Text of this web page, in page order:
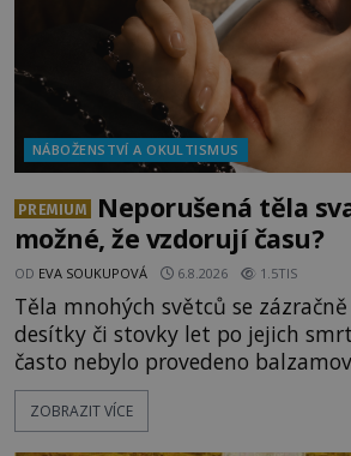
NÁBOŽENSTVÍ A OKULTISMUS
PREMIUM
Neporušená těla
možné, že vzdorují času?
OD EVA SOUKUPOVÁ 6.8.2026 1.5TIS
Těla mnohých světců se
desítky či stovky let po jejich
často nebylo provedeno
pokusy o konzervaci. Neporušené
považovány za důkaz svatosti
ZOBRAZIT VÍCE